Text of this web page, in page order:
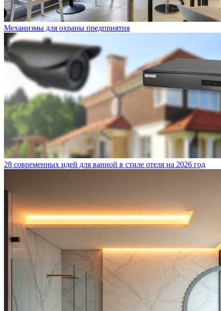
Механизмы для охраны предприятия
28 современных идей для ванной в стиле отеля на 2026 год